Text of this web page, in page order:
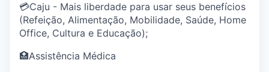
💳Caju - Mais liberdade para usar seus benefícios
(Refeição, Alimentação, Mobilidade, Saúde, Home
Office, Cultura e Educação);
🏥Assistência Médica